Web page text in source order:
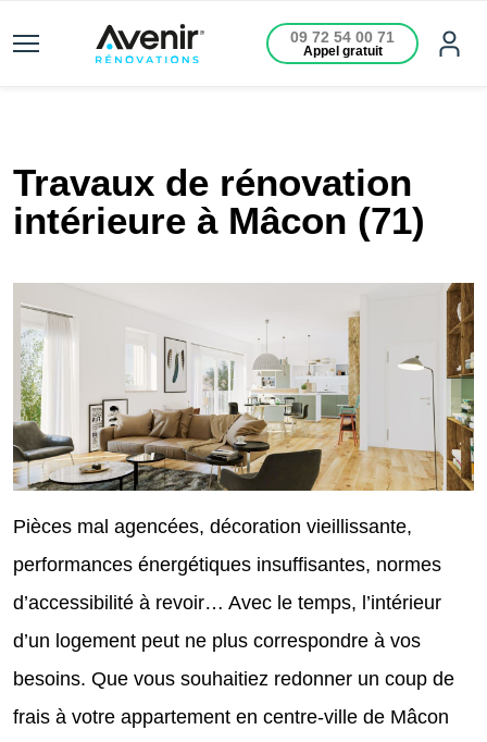
09 72 54 00 71
Appel gratuit
Travaux de rénovation
intérieure à Mâcon (71)
Pièces mal agencées, décoration vieillissante,
performances énergétiques insuffisantes, normes
d’accessibilité à revoir… Avec le temps, l’intérieur
d’un logement peut ne plus correspondre à vos
besoins. Que vous souhaitiez redonner un coup de
frais à votre appartement en centre-ville de Mâcon